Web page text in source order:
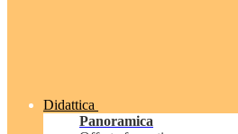
Didattica
Panoramica